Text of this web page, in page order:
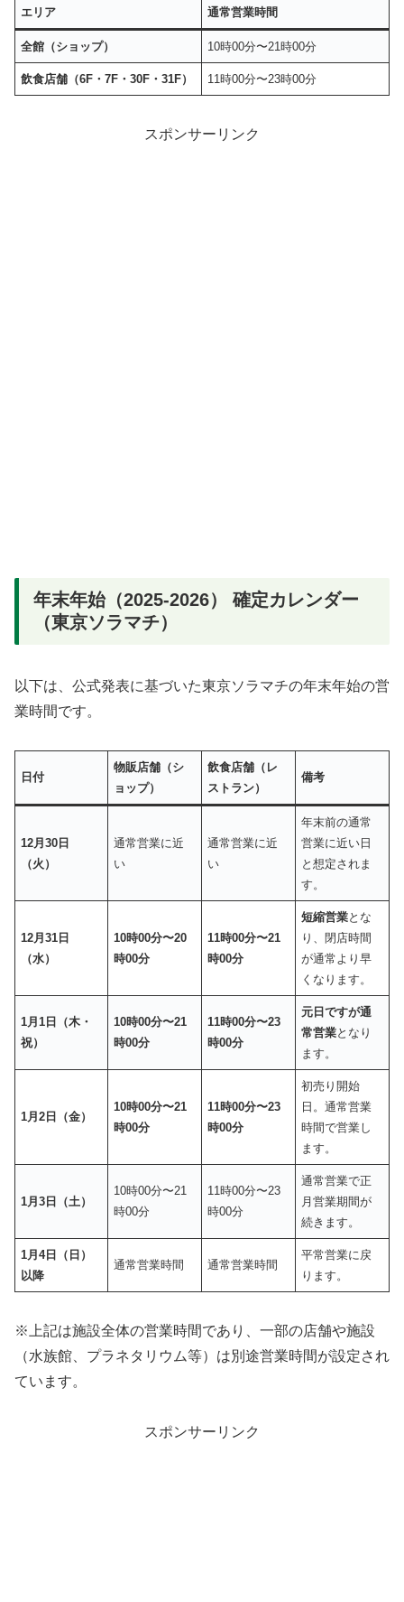
エリア 通常営業時間
全館（ショップ） 10時00分〜21時00分
飲食店舗（6F・7F・30F・31F） 11時00分〜23時00分
スポンサーリンク
年末年始（2025-2026） 確定カレンダー
（東京ソラマチ）
以下は、公式発表に基づいた東京ソラマチの年末年始の営
業時間です。
日付
物販店舗（シ
ョップ）
飲食店舗（レ
ストラン）
備考
12月30日
（火）
通常営業に近
い
通常営業に近
い
年末前の通常
営業に近い日
と想定されま
す。
12月31日
（水）
10時00分〜20
時00分
11時00分〜21
時00分
短縮営業とな
り、閉店時間
が通常より早
くなります。
1月1日（木・
祝）
10時00分〜21
時00分
11時00分〜23
時00分
元日ですが通
常営業となり
ます。
1月2日（金）
10時00分〜21
時00分
11時00分〜23
時00分
初売り開始
日。通常営業
時間で営業し
ます。
1月3日（土）
10時00分〜21
時00分
11時00分〜23
時00分
通常営業で正
月営業期間が
続きます。
1月4日（日）
以降
通常営業時間 通常営業時間
平常営業に戻
ります。
※上記は施設全体の営業時間であり、一部の店舗や施設
（水族館、プラネタリウム等）は別途営業時間が設定され
ています。
スポンサーリンク